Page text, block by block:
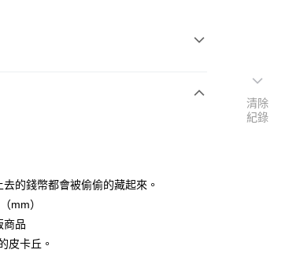
的錢幣都會被偷偷的藏起來。
mm）
商品
皮卡丘。
清除
紀錄